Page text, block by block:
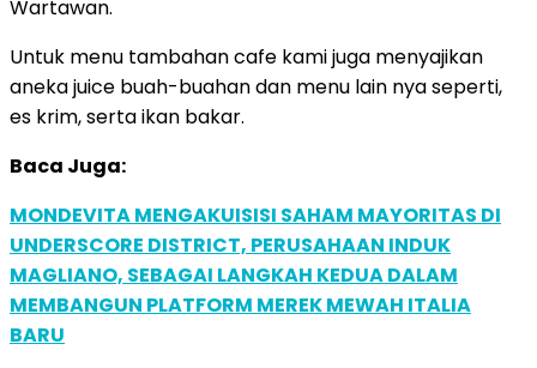
Wartawan.
Untuk menu tambahan cafe kami juga menyajikan
aneka juice buah-buahan dan menu lain nya seperti,
es krim, serta ikan bakar.
Baca Juga:
MONDEVITA MENGAKUISISI SAHAM MAYORITAS DI
UNDERSCORE DISTRICT, PERUSAHAAN INDUK
MAGLIANO, SEBAGAI LANGKAH KEDUA DALAM
MEMBANGUN PLATFORM MEREK MEWAH ITALIA
BARU